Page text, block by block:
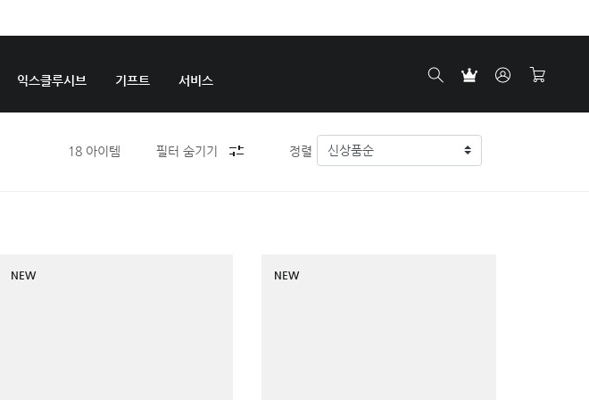
익스클루시브 기프트 서비스
18아이템 필터 숨기기 정렬
NEW NEW